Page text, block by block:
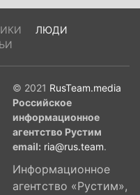
ЛЮДИ
© 2021 RusTeam.media
Российское
информационное
агентство Рустим
email: ria@rus.team.
Информационное
агентство «Рустим»,